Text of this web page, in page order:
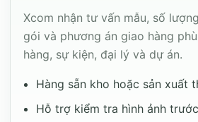
Xcom nhận tư vấn mẫu, số
gói và phương án giao hàng
hàng, sự kiện, đại lý và dự án.
Hàng sẵn kho hoặc sản xuất
Hỗ trợ kiểm tra hình ảnh